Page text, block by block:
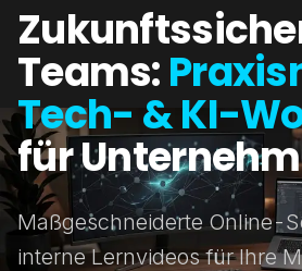
Teams:
Tech- & KI-
für
Maßgeschneiderte Online-
interne Lernvideos für Ihre